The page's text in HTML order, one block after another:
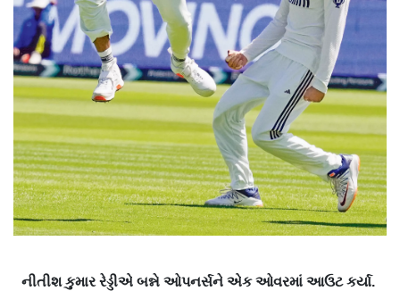
નીતીશ કુમાર રેડ્ડીએ બન્ને ઓપનર્સને એક ઓવરમાં આઉટ કર્યા.